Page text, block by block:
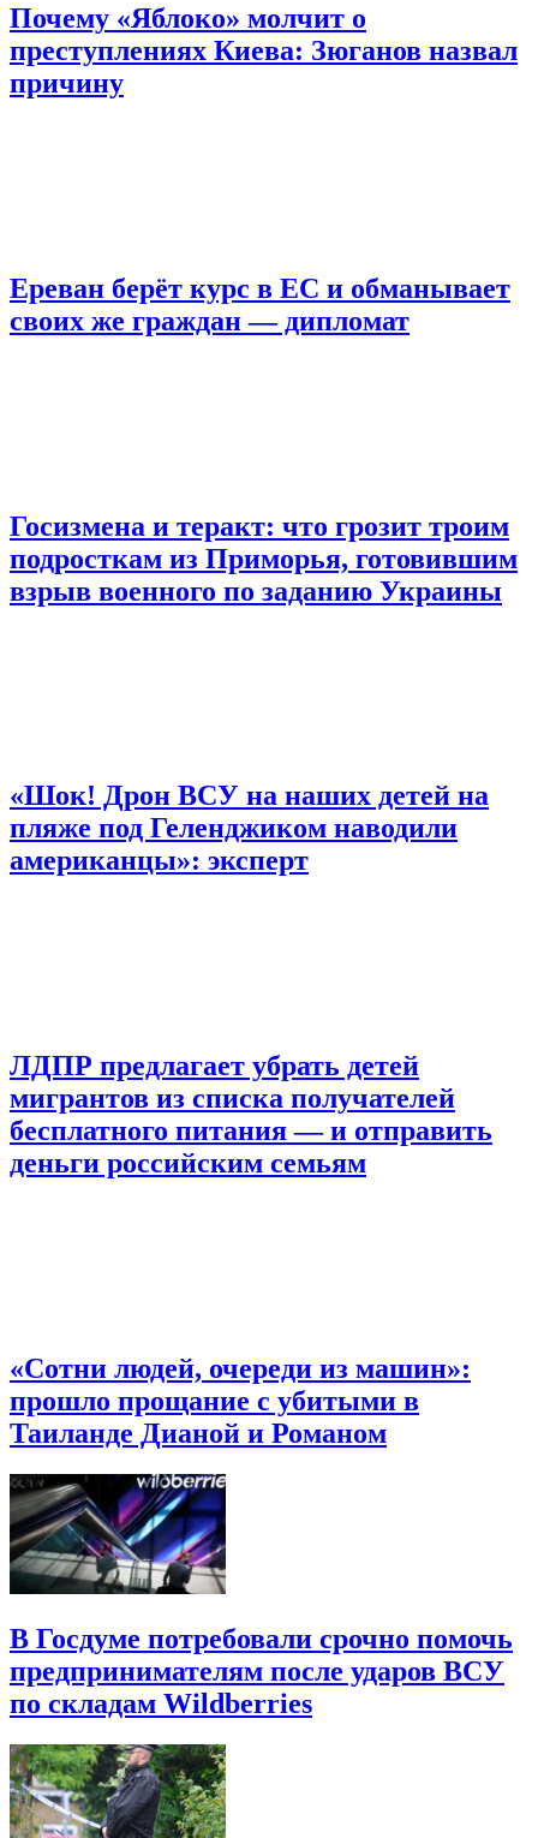
Почему «Яблоко» молчит о
преступлениях Киева: Зюганов назвал
причину
Ереван берёт курс в ЕС и обманывает
своих же граждан — дипломат
Госизмена и теракт: что грозит троим
подросткам из Приморья, готовившим
взрыв военного по заданию Украины
«Шок! Дрон ВСУ на наших детей на
пляже под Геленджиком наводили
американцы»: эксперт
ЛДПР предлагает убрать детей
мигрантов из списка получателей
бесплатного питания — и отправить
деньги российским семьям
«Сотни людей, очереди из машин»:
прошло прощание с убитыми в
Таиланде Дианой и Романом
В Госдуме потребовали срочно помочь
предпринимателям после ударов ВСУ
по складам Wildberries